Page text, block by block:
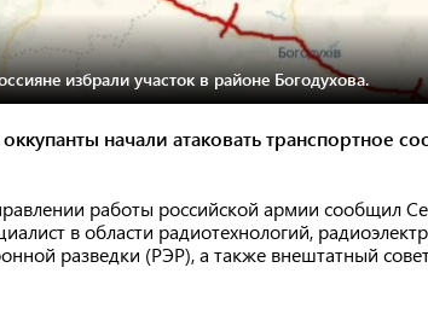
избрали участок в районе Богодухова.
начали атаковать транспортное
работы российской армии сообщил
в области радиотехнологий,
разведки (РЭР), а также внештатный